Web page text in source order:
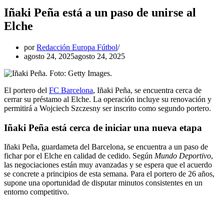
Iñaki Peña está a un paso de unirse al
Elche
porRedacción Europa Fútbol
agosto 24, 2025agosto 24, 2025
El portero del FC Barcelona, Iñaki Peña, se encuentra cerca de
cerrar su préstamo al Elche. La operación incluye su renovación y
permitirá a Wojciech Szczesny ser inscrito como segundo portero.
Iñaki Peña está cerca de iniciar una nueva etapa
Iñaki Peña, guardameta del Barcelona, se encuentra a un paso de
fichar por el Elche en calidad de cedido. Según Mundo Deportivo,
las negociaciones están muy avanzadas y se espera que el acuerdo
se concrete a principios de esta semana. Para el portero de 26 años,
supone una oportunidad de disputar minutos consistentes en un
entorno competitivo.